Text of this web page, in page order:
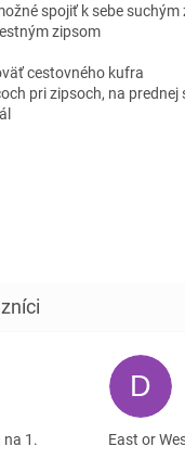
spojiť k sebe suchým
zipsom
cestovného kufra
pri zipsoch, na prednej
je 5 z 5 hviezdičiek.
na 1.
D
East or